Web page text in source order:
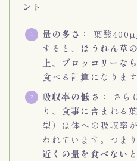
ント
量の多さ：
葉酸
すると、 ほうれん草
上、ブロッコリーな
食べる計算になります
吸収率の低さ：
さら
り、食事に含まれる
型）は体への吸収率
われています。つまり
近くの量を食べない